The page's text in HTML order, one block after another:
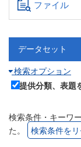
ファイル
検索オプション
提供分類、表題
検索条件・キーワ
た。
検索条件を